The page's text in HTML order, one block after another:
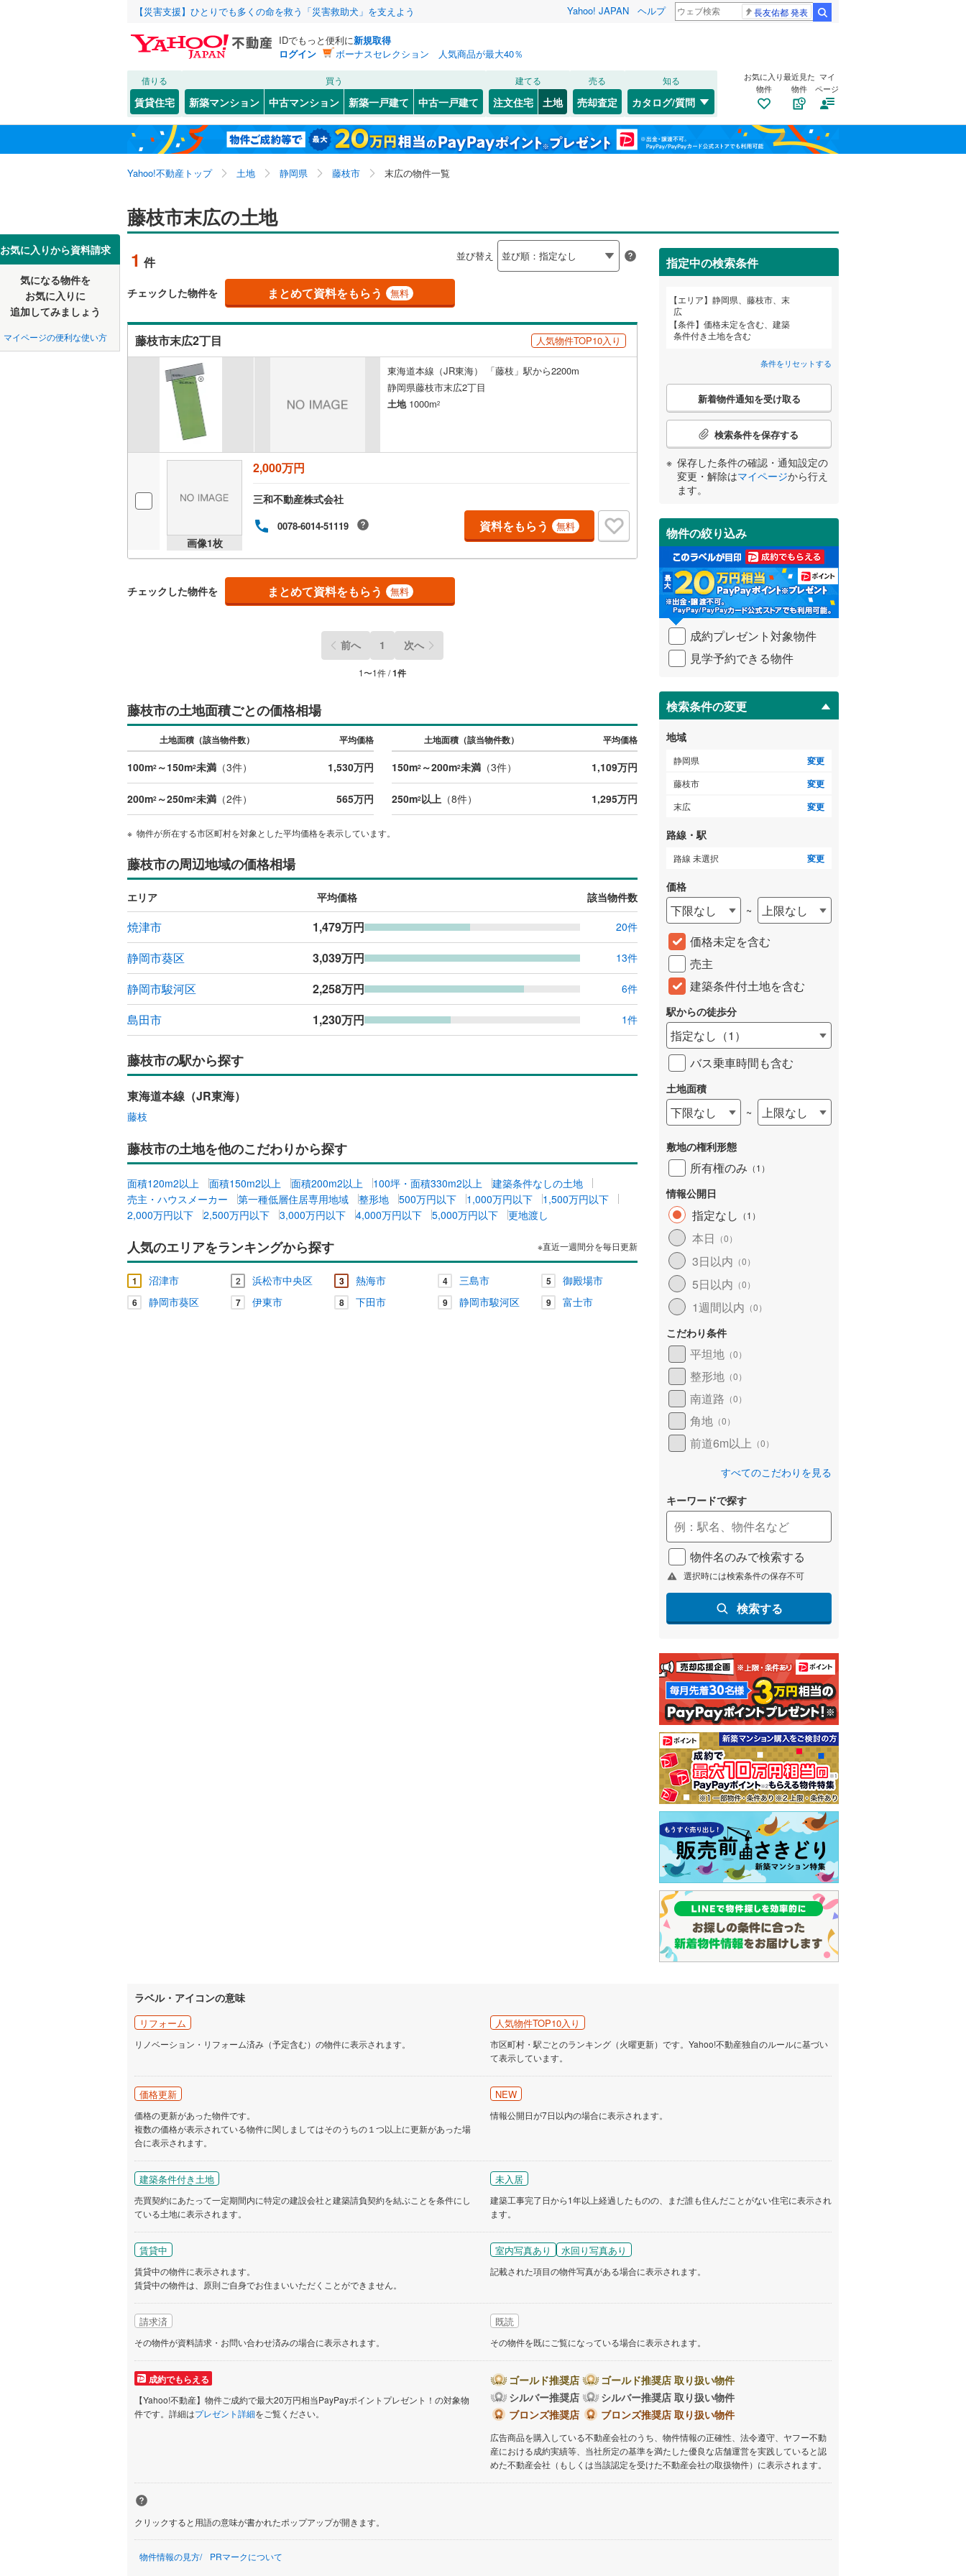
【災害支援】ひとりでも多くの命を救う「災害救助犬」を支えよう Yahoo! JAPAN ヘルプ 長友佑都 発表
IDでもっと便利に新規取得
ログイン
ボーナスセレクション 人気商品が最大40％
借りる
賃貸住宅
買う
新築マンション 中古マンション 新築一戸建て 中古一戸建て
建てる
注文住宅 土地
売る
売却査定
知る
カタログ/質問
お気に入り
物件
最近見た
物件
マイ
ページ
Yahoo!不動産トップ 土地 静岡県 藤枝市 末広の物件一覧
お気に入りから資料請求
気になる物件を
お気に入りに
追加してみましょう
マイページの便利な使い方
藤枝市末広の土地
1 件 並び替え
チェックした物件を まとめて資料をもらう 無料
藤枝市末広2丁目 人気物件TOP10入り
東海道本線（JR東海） 「藤枝」駅から2200m
静岡県藤枝市末広2丁目
土地1000m2
画像1枚
2,000万円
三和不動産株式会社
0078-6014-51119 資料をもらう 無料
チェックした物件を まとめて資料をもらう 無料
前へ 1 次へ
1〜1件 /1件
藤枝市の土地面積ごとの価格相場
土地面積（該当物件数） 平均価格 土地面積（該当物件数） 平均価格
100m2 ～150m2未満 （3件） 1,530万円 150m2～200m2未満（3件） 1,109万円
200m2 ～250m2未満 （2件） 565万円 250m2以上（8件） 1,295万円
物件が所在する市区町村を対象とした平均価格を表示しています。
藤枝市の周辺地域の価格相場
エリア 平均価格 該当物件数
焼津市 1,479万円 20件
静岡市葵区 3,039万円 13件
静岡市駿河区 2,258万円 6件
島田市 1,230万円 1件
藤枝市の駅から探す
東海道本線（JR東海）
藤枝
藤枝市の土地を他のこだわりから探す
面積120m2以上 面積150m2以上 面積200m2以上 100坪・面積330m2以上
建築条件なしの土地
売主・ハウスメーカー
第一種低層住居専用地域 整形地 500万円以下 1,000万円以下
1,500万円以下
2,000万円以下
2,500万円以下 3,000万円以下 4,000万円以下 5,000万円以下 更地渡し
人気のエリアをランキングから探す ※直近一週間分を毎日更新
1 沼津市 2 浜松市中央区 3 熱海市 4 三島市 5 御殿場市
6 静岡市葵区 7 伊東市 8 下田市 9 静岡市駿河区 9 富士市
指定中の検索条件
エリア
静岡県、藤枝市、末
広
条件
価格未定を含む、建築
条件付き土地を含む
条件をリセットする
こ
検
条
件
受
け
取
る
・
条
件
を
イ
ペ
ジ
に
保
存
す
る
新着物件通知を受け取る
検索条件を保存する
保存した条件の確認・通知設定の
変更・解除はマイページから行え
ます。
物件の絞り込み
成約プレゼント対象物件
見学予約できる物件
検索条件の変更
地域
静岡県 変更
藤枝市 変更
末広 変更
路線・駅
路線 未選択 変更
価格
下限なし ~
上限なし
価格未定を含む
売主
建築条件付土地を含む
駅からの徒歩分
指定なし （1 ）
バス乗車時間も含む
土地面積
下限なし ~ 上限なし
敷地の権利形態
所有権のみ （1 ）
情報公開日
指定なし （1 ）
本日 （0）
3日以内 （0）
5日以内 （0）
1週間以内 （0）
こだわり条件
平坦地 （0）
整形地 （0）
南道路 （0）
角地 （0）
前道6m以上 （0）
すべてのこだわりを見る
キーワードで探す
物件名のみで検索する
選択時には検索条件の保存不可
検索する
ラベル・アイコンの意味
リフォーム
リノベーション・リフォーム済み（予定含む）の物件に表示されます。
人気物件TOP10入り
市区町村・駅ごとのランキング（火曜更新）です。Yahoo!不動産独自のルールに基づい
て表示しています。
価格更新
価格の更新があった物件です。
複数の価格が表示されている物件に関しましてはそのうちの１つ以上に更新があった場
合に表示されます。
NEW
情報公開日が7日以内の場合に表示されます。
建築条件付き土地
売買契約にあたって一定期間内に特定の建設会社と建築請負契約を結ぶことを条件にし
ている土地に表示されます。
未入居
建築工事完了日から1年以上経過したものの、まだ誰も住んだことがない住宅に表示され
ます。
賃貸中
賃貸中の物件に表示されます。
賃貸中の物件は、原則ご自身でお住まいいただくことができません。
室内写真あり 水回り写真あり
記載された項目の物件写真がある場合に表示されます。
請求済
その物件が資料請求・お問い合わせ済みの場合に表示されます。
既読
その物件を既にご覧になっている場合に表示されます。
成約でもらえる
【Yahoo!不動産】物件ご成約で最大20万円相当PayPayポイントプレゼント！の対象物
件です。詳細はプレゼント詳細をご覧ください。
ゴールド推奨店
ゴールド推奨店 取り扱い物件
シルバー推奨店
シルバー推奨店 取り扱い物件
ブロンズ推奨店
ブロンズ推奨店 取り扱い物件
広告商品を購入している不動産会社のうち、物件情報の正確性、法令遵守、ヤフー不動
産における成約実績等、当社所定の基準を満たした優良な店舗運営を実践していると認
めた不動産会社（もしくは当該認定を受けた不動産会社の取扱物件）に表示されます。
クリックすると用語の意味が書かれたポップアップが開きます。
物件情報の見方 PRマークについて
北海道 北海道
東北 青森 岩手 宮城 秋田 山形 福島
関東 東京 神奈川 埼玉
信越・北陸 新潟
三重
近畿 大阪 兵庫
中国 鳥取 島根 岡山 広島 山口
四国 愛媛 高知
九州・沖縄 福岡 佐賀 長崎 鹿児島 沖縄
条件をリセットする
静岡市 葵区(13) 駿河区(6) 清水区(11)
中央区 90
静岡県のそのほ
かの地域
沼津市
富士宮市(15) 伊東市(78) 島田市(1)
磐田市(33) 焼津市(20)
掛川市(7)
袋井市(2) 裾野市
御前崎市(0)
伊豆の国市(14)
賀茂郡河津町 賀茂郡南伊豆町(2)
田方郡函南町(4)
駿東郡清水町(13) 駿東郡長泉町(9) 駿東郡小山町(2)
榛原郡吉田町
周智郡森町(3)
条件をリセットする
青葉町(1) 旭が丘(1) 北方(1)
末広(1) 青南町(1) 高岡(3)
高柳(2
岡部町岡部
条件をリセットする
JR 東海道本線（JR東日本）(0) 伊東線(0) 東海道本線（JR東海）(
御殿場線(0) 身延線(0) 飯田線(0)
東海道新幹線 (0)
岳南鉄道線
大井川鐵道井川線(0) 遠州鉄道(0)
条件をリセットする
条件をリセットする
こだわり条件 配置、向き、建ち方、日当たり
前道6m以上（0） 角地（0） 南道路（0）
平坦地（0） 整形地（0） 古家あり（0）
更地渡し
最寄りの駅が始発駅（0）
0）
詳しく見る
条件をリセットする
検索条件を保存しました
この検索条件の新着物件通知は、 マイページから設定できます。
保存した条件を見る
静岡県、藤枝市、末広、価格未定を含む、建築条件付き
土地を含む
検索条件を保存する
マイページ
お気に入りリストを見る
閉じる
お気に入りリストを見る
閉じる